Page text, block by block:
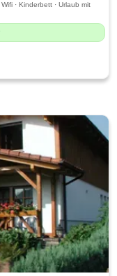
· Kinderbett · Urlaub mit